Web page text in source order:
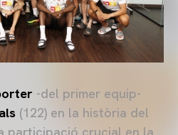
-del primer equip-
(122) en la història del